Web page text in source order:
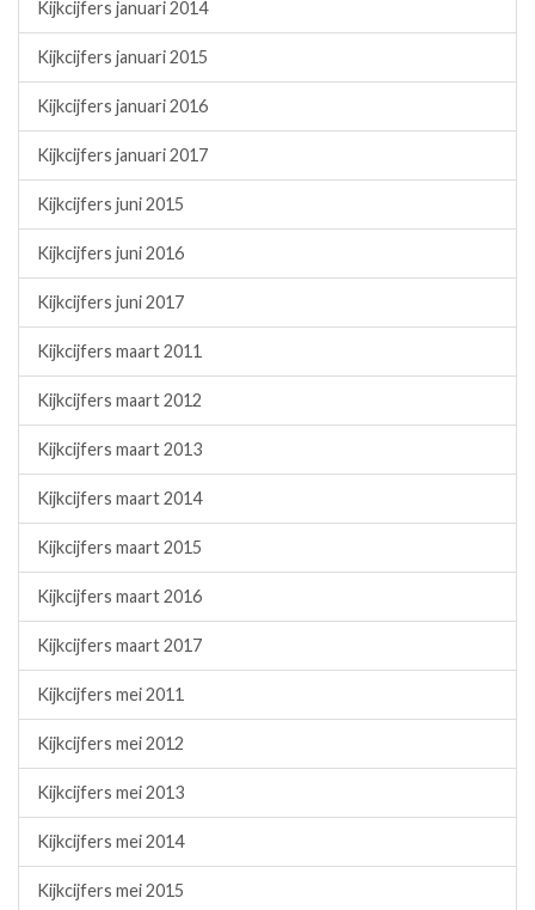
Kijkcijfers januari 2014
Kijkcijfers januari 2015
Kijkcijfers januari 2016
Kijkcijfers januari 2017
Kijkcijfers juni 2015
Kijkcijfers juni 2016
Kijkcijfers juni 2017
Kijkcijfers maart 2011
Kijkcijfers maart 2012
Kijkcijfers maart 2013
Kijkcijfers maart 2014
Kijkcijfers maart 2015
Kijkcijfers maart 2016
Kijkcijfers maart 2017
Kijkcijfers mei 2011
Kijkcijfers mei 2012
Kijkcijfers mei 2013
Kijkcijfers mei 2014
Kijkcijfers mei 2015